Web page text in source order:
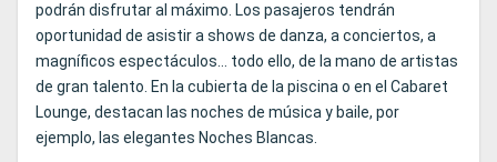
podrán disfrutar al máximo. Los pasajeros tendrán
oportunidad de asistir a shows de danza, a conciertos, a
magníficos espectáculos... todo ello, de la mano de artistas
de gran talento. En la cubierta de la piscina o en el Cabaret
Lounge, destacan las noches de música y baile, por
ejemplo, las elegantes Noches Blancas.